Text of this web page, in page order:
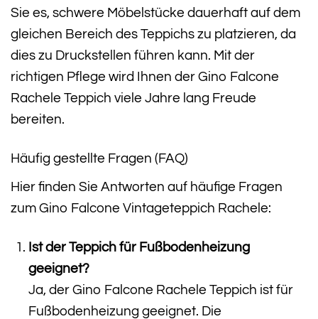
Sie es, schwere Möbelstücke dauerhaft auf dem
gleichen Bereich des Teppichs zu platzieren, da
dies zu Druckstellen führen kann. Mit der
richtigen Pflege wird Ihnen der Gino Falcone
Rachele Teppich viele Jahre lang Freude
bereiten.
Häufig gestellte Fragen (FAQ)
Hier finden Sie Antworten auf häufige Fragen
zum Gino Falcone Vintageteppich Rachele:
Ist der Teppich für Fußbodenheizung
geeignet?
Ja, der Gino Falcone Rachele Teppich ist für
Fußbodenheizung geeignet. Die